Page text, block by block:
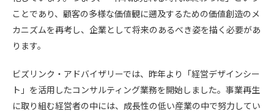
ことであり、顧客の多様な価値観に遡及するための価値創造のメ
カニズムを再考し、企業として将来のあるべき姿を描く必要があ
ります。
ビズリンク・アドバイザリーでは、昨年より「経営デザインシー
ト」を活用したコンサルティング業務を開始しました。事業再生
に取り組む経営者の中には、成長性の低い産業の中で努力してい